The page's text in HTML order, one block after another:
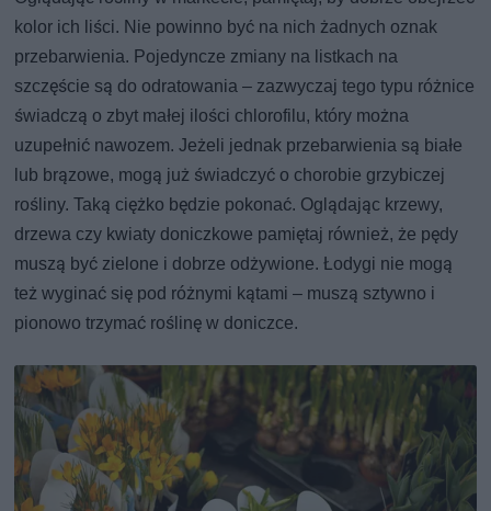
kolor ich liści. Nie powinno być na nich żadnych oznak
przebarwienia. Pojedyncze zmiany na listkach na
szczęście są do odratowania – zazwyczaj tego typu różnice
świadczą o zbyt małej ilości chlorofilu, który można
uzupełnić nawozem. Jeżeli jednak przebarwienia są białe
lub brązowe, mogą już świadczyć o chorobie grzybiczej
rośliny. Taką ciężko będzie pokonać. Oglądając krzewy,
drzewa czy kwiaty doniczkowe pamiętaj również, że pędy
muszą być zielone i dobrze odżywione. Łodygi nie mogą
też wyginać się pod różnymi kątami – muszą sztywno i
pionowo trzymać roślinę w doniczce.